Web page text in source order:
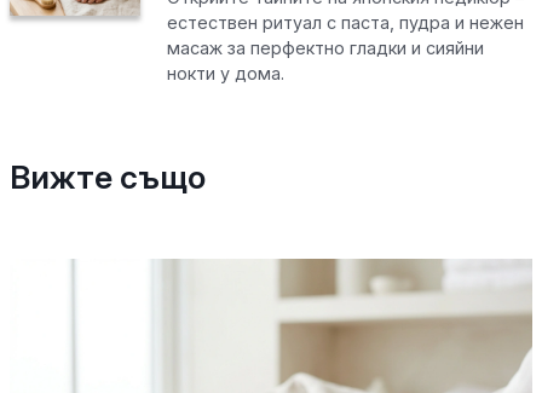
естествен ритуал с паста, пудра и нежен
масаж за перфектно гладки и сияйни
нокти у дома.
Вижте също